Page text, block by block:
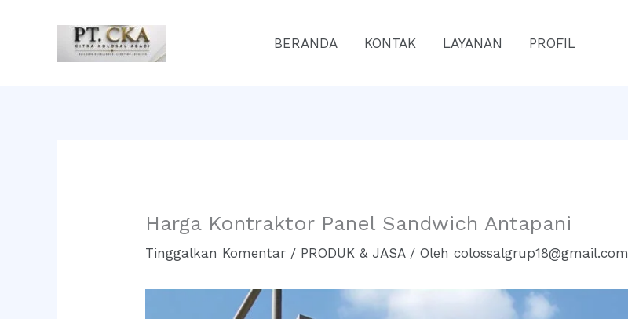
BERANDA KONTAK LAYANAN PROFIL
Harga Kontraktor Panel Sandwich Antapani
Tinggalkan Komentar / PRODUK & JASA/ Olehcolossalgrup18@gmail.com